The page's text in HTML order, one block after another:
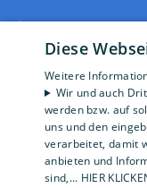
Impressum
Datenschutzerklärung
AGB
Diese
Weitere
Wir und auch
werden bzw. auf
uns und den
verarbeitet, damit
anbieten und
sind,... HIER